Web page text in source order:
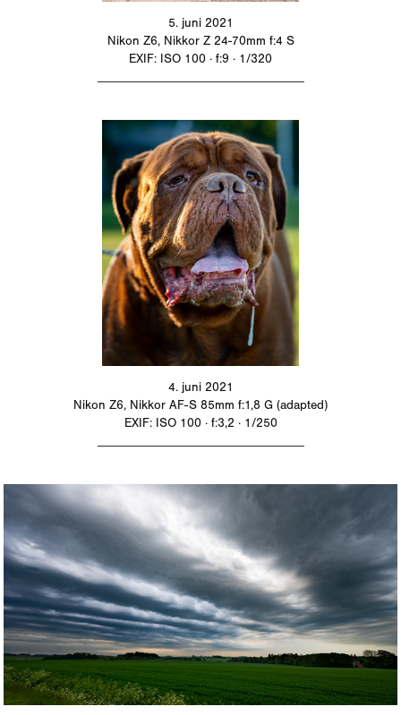
5. juni 2021
Nikon Z6, Nikkor Z 24-70mm f:4 S
EXIF: ISO 100 · f:9 · 1/320
4. juni 2021
Nikon Z6, Nikkor AF-S 85mm f:1,8 G (adapted)
EXIF: ISO 100 · f:3,2 · 1/250